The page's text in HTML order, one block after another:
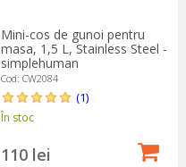
Mini-cos de gunoi pentru
masa, 1,5 L, Stainless Steel -
simplehuman
Cod: CW2084
(1)
În stoc
110 lei